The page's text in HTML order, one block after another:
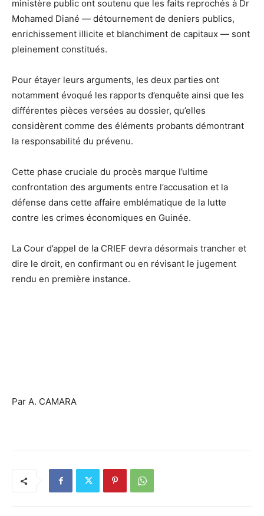
ministère public ont soutenu que les faits reprochés à Dr
Mohamed Diané — détournement de deniers publics,
enrichissement illicite et blanchiment de capitaux — sont
pleinement constitués.
Pour étayer leurs arguments, les deux parties ont
notamment évoqué les rapports d’enquête ainsi que les
différentes pièces versées au dossier, qu’elles
considèrent comme des éléments probants démontrant
la responsabilité du prévenu.
Cette phase cruciale du procès marque l’ultime
confrontation des arguments entre l’accusation et la
défense dans cette affaire emblématique de la lutte
contre les crimes économiques en Guinée.
La Cour d’appel de la CRIEF devra désormais trancher et
dire le droit, en confirmant ou en révisant le jugement
rendu en première instance.
Par A. CAMARA